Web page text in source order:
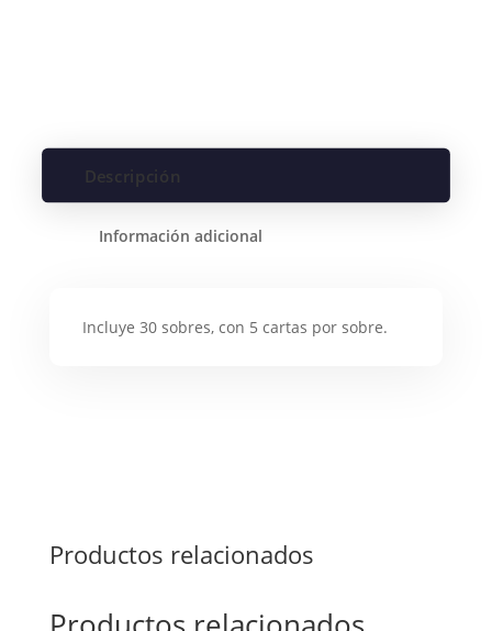
Descripción
Información adicional
Incluye 30 sobres, con 5 cartas por sobre.
Productos relacionados